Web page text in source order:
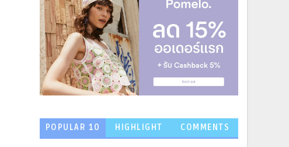
POPULAR 10
HIGHLIGHT
COMMENTS